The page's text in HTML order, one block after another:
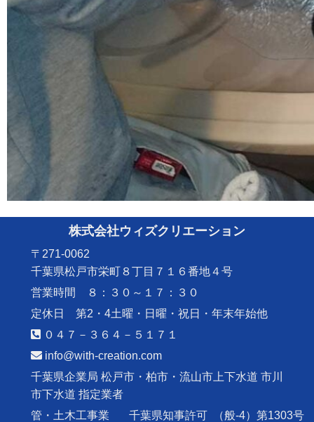
株式会社ウィズクリエーション
〒271-0062
千葉県松戸市栄町８丁目７１６番地４号
営業時間 ８：３０～１７：３０
定休日 第2・4土曜・日曜・祝日・年末年始他
０４７－３６４－５１７１
info@with-creation.com
千葉県企業局 松戸市・柏市・流山市上下水道 市川
市下水道 指定業者
管・土木工事業
千葉県知事許可
（般-4）第1303号